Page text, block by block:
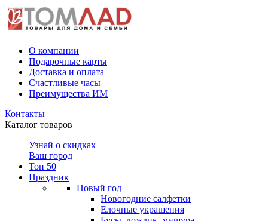
О компании
Подарочные карты
Доставка и оплата
Счастливые часы
Преимущества ИМ
Контакты
Каталог товаров
Узнай о скидках
Ваш город
Топ 50
Праздник
Новый год
Новогодние салфетки
Елочные украшения